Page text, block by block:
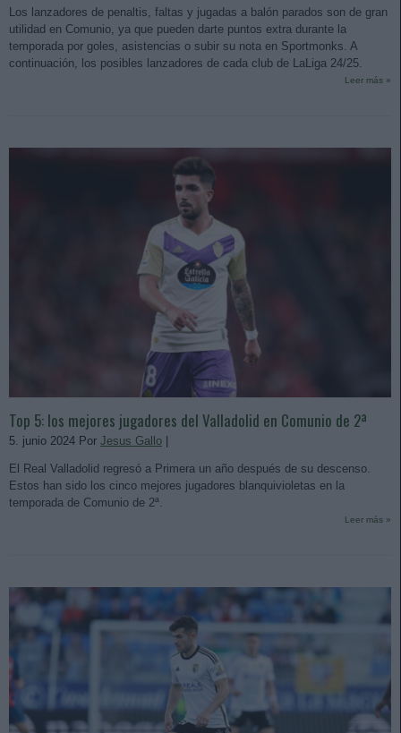
Los lanzadores de penaltis, faltas y jugadas a balón parados son de gran
utilidad en Comunio, ya que pueden darte puntos extra durante la
temporada por goles, asistencias o subir su nota en Sportmonks. A
continuación, los posibles lanzadores de cada club de LaLiga 24/25.
Leer más »
Top 5: los mejores jugadores del Valladolid en Comunio de 2ª
5. junio 2024 Por Jesus Gallo
El Real Valladolid regresó a Primera un año después de su descenso.
Estos han sido los cinco mejores jugadores blanquivioletas en la
temporada de Comunio de 2ª.
Leer más »